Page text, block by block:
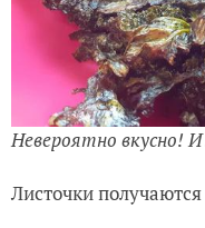
Невероятно вкусно!
Листочки